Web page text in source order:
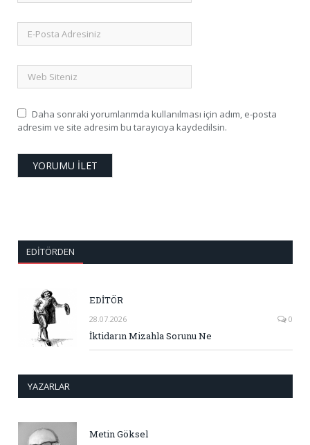
Daha sonraki yorumlarımda kullanılması için adım, e-posta
adresim ve site adresim bu tarayıcıya kaydedilsin.
EDITÖRDEN
EDİTÖR
28.07.2026 0
İktidarın Mizahla Sorunu Ne
YAZARLAR
Metin Göksel